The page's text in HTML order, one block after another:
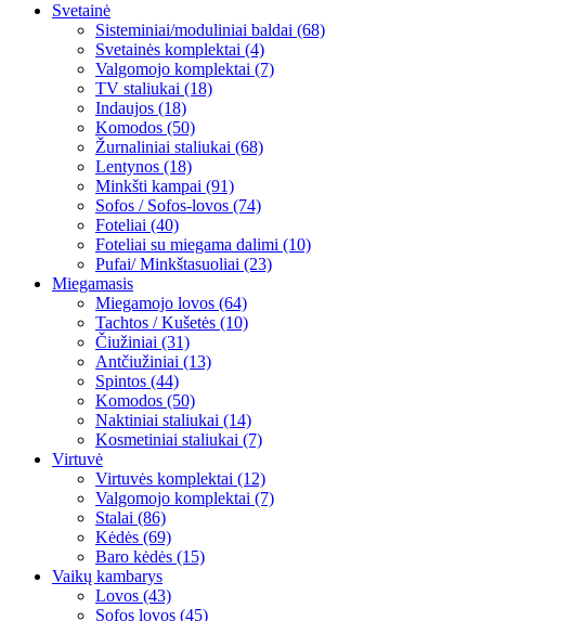
Svetainė
Sisteminiai/moduliniai baldai (68)
Svetainės komplektai (4)
Valgomojo komplektai (7)
TV staliukai (18)
Indaujos (18)
Komodos (50)
Žurnaliniai staliukai (68)
Lentynos (18)
Minkšti kampai (91)
Sofos / Sofos-lovos (74)
Foteliai (40)
Foteliai su miegama dalimi (10)
Pufai/ Minkštasuoliai (23)
Miegamasis
Miegamojo lovos (64)
Tachtos / Kušetės (10)
Čiužiniai (31)
Antčiužiniai (13)
Spintos (44)
Komodos (50)
Naktiniai staliukai (14)
Kosmetiniai staliukai (7)
Virtuvė
Virtuvės komplektai (12)
Valgomojo komplektai (7)
Stalai (86)
Kėdės (69)
Baro kėdės (15)
Vaikų kambarys
Lovos (43)
Sofos lovos (45)